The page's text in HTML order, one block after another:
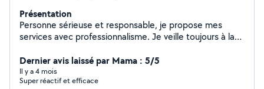
Présentation
Personne sérieuse et responsable, je propose mes
services avec professionnalisme. Je veille toujours à la
attention aux détails. Service de peinture et de pose de
papier peint avec expérience 10ans
Dernier avis laissé par Mama : 5/5
Il y a 4 mois
Super réactif et efficace